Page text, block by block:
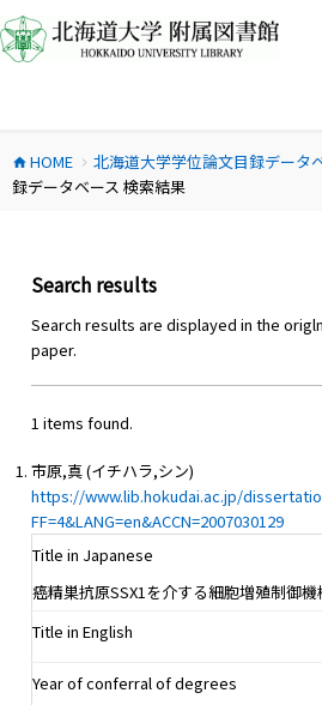
ン
テ
ス
キ
home HOME chevron_right 北海道大学学位論文目録データ
録データベース 検索結果
Search results
Search results are displayed in the
paper.
1 items found.
市原,真 (イチハラ,シン)
https://www.lib.hokudai.ac.jp/
FF=4&LANG=en&ACCN=2007030129
Title in Japanese
癌精巣抗原SSX1を介する細胞増殖制御
Title in English
Year of conferral of degrees